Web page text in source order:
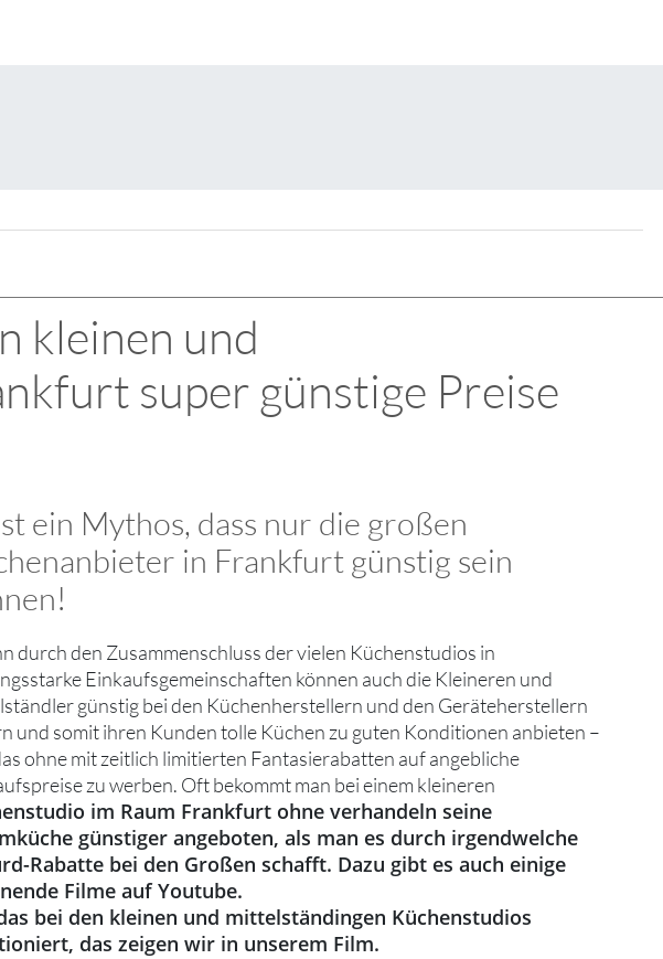
kleinen und
super günstige Preise
ein Mythos, dass nur die großen
in Frankfurt günstig sein
durch den Zusammenschluss der vielen Küchenstudios in
Einkaufsgemeinschaften können auch die Kleineren und
günstig bei den Küchenherstellern und den Geräteherstellern
und somit ihren Kunden tolle Küchen zu guten Konditionen anbieten –
ohne mit zeitlich limitierten Fantasierabatten auf angebliche
zu werben. Oft bekommt man bei einem kleineren
im Raum Frankfurt ohne verhandeln seine
günstiger angeboten, als man es durch irgendwelche
Rabatte bei den Großen schafft. Dazu gibt es auch einige
Filme auf Youtube.
bei den kleinen und mittelständingen Küchenstudios
das zeigen wir in unserem Film.